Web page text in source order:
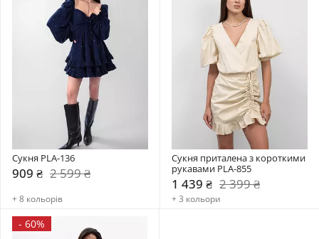
Сукня PLA-136
909 ₴ 2 599 ₴
+ 8 кольорів
Сукня приталена з короткими
рукавами PLA-855
1 439 ₴ 2 399 ₴
+ 3 кольори
- 60%